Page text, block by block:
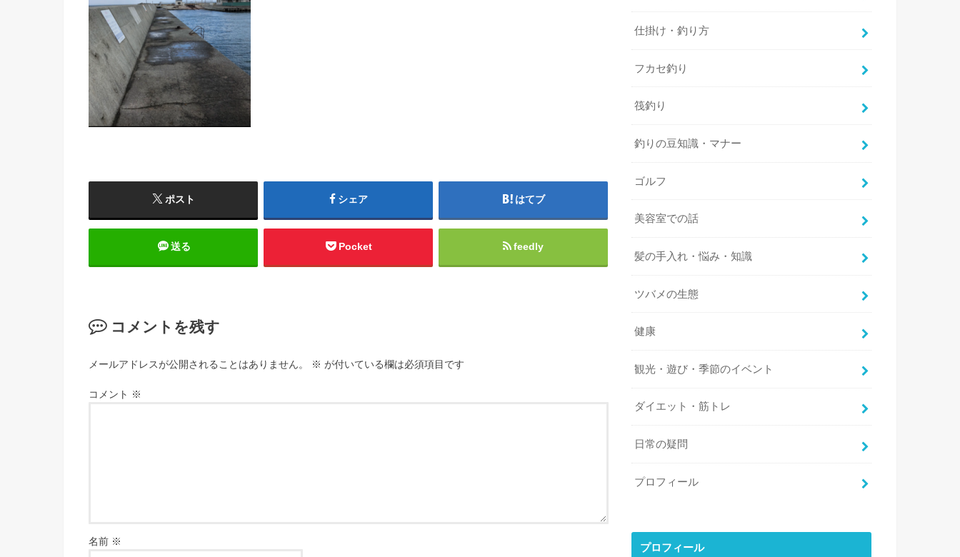
ポスト シェア はてブ
送る Pocket feedly
コメントを残す
メールアドレスが公開されることはありません。 ※ が付いている欄は必須項目です
コメント ※
名前 ※
仕掛け・釣り方
フカセ釣り
筏釣り
釣りの豆知識・マナー
ゴルフ
美容室での話
髪の手入れ・悩み・知識
ツバメの生態
健康
観光・遊び・季節のイベント
ダイエット・筋トレ
日常の疑問
プロフィール
プロフィール